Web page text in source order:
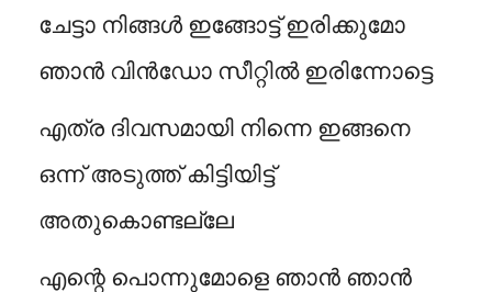
ചേട്ടാ നിങ്ങൾ ഇങ്ങോട്ട് ഇരിക്കുമോ
ഞാൻ വിൻഡോ സീറ്റിൽ ഇരിന്നോട്ടെ
എത്ര ദിവസമായി നിന്നെ ഇങ്ങനെ
ഒന്ന് അടുത്ത് കിട്ടിയിട്ട്
അതുകൊണ്ടല്ലേ
എന്റെ പൊന്നുമോളെ ഞാൻ ഞാൻ